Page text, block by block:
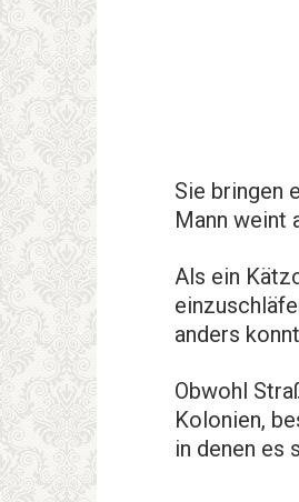
Sie bringen
Mann weint
Als ein
anders
Obwohl
Kolonien,
in denen es